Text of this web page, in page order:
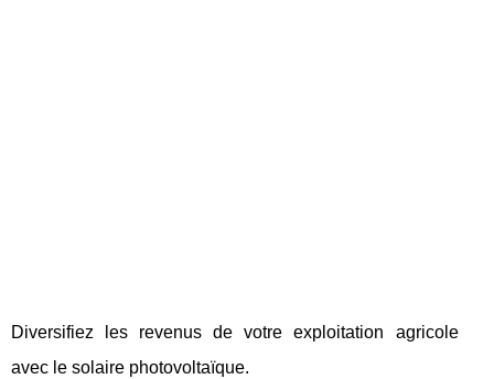
Diversifiez les revenus de votre exploitation agricole
avec le solaire photovoltaïque.